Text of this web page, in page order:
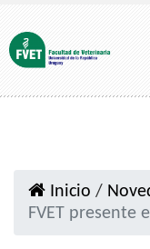
Inicio /
FVET presente